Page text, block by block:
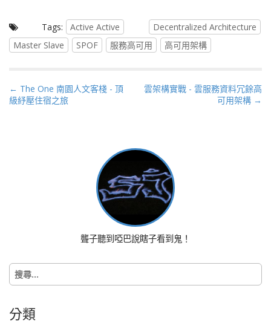
Tags: Active Active
Decentralized Architecture
Master Slave
SPOF 服務高可用 高可用架構
P
o
o
n
← The One 南園人文客棧 - 頂
級紓壓住宿之旅
雲架構實戰 - 雲服務資料冗餘高
可用架構 →
聾子聽到啞巴說瞎子看到鬼！
搜
尋
字:
分類